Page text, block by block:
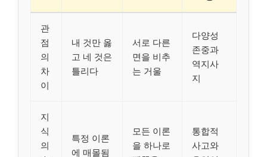
관
점
의
차
이
내 것만 옳
고 네 것은
틀리다
서로 다른
면을 비추
는 거울
다양성
존중과
역지사
지
지
식
의
특정 이론
에 매몰됨
모든 이론
을 하나로
통합적
사고와